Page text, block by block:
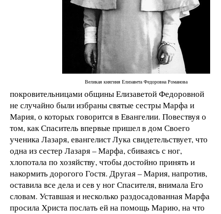
Великая княгиня Елизавета Федоровна Романова
покровительницами общины Елизаветой Федоровной
не случайно были избраны святые сестры Марфа и
Мария, о которых говорится в Евангелии. Повествуя о
том, как Спаситель впервые пришел в дом Своего
ученика Лазаря, евангелист Лука свидетельствует, что
одна из сестер Лазаря – Марфа, сбиваясь с ног,
хлопотала по хозяйству, чтобы достойно принять и
накормить дорогого Гостя. Другая – Мария, напротив,
оставила все дела и сев у ног Спасителя, внимала Его
словам. Уставшая и несколько раздосадованная Марфа
просила Христа послать ей на помощь Марию, на что